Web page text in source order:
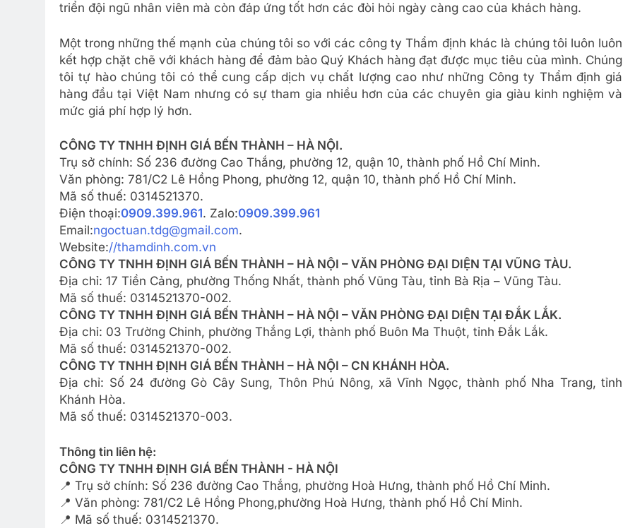
triển đội ngũ nhân viên mà còn đáp ứng tốt hơn các đòi hỏi ngày càng cao của khách hàng.
Một trong những thế mạnh của chúng tôi so với các công ty Thẩm định khác là chúng tôi luôn luôn
kết hợp chặt chẽ với khách hàng để đảm bảo Quý Khách hàng đạt được mục tiêu của mình. Chúng
tôi tự hào chúng tôi có thể cung cấp dịch vụ chất lượng cao như những Công ty Thẩm định giá
hàng đầu tại Việt Nam nhưng có sự tham gia nhiều hơn của các chuyên gia giàu kinh nghiệm và
mức giá phí hợp lý hơn.
CÔNG TY TNHH ĐỊNH GIÁ BẾN THÀNH – HÀ NỘI.
Trụ sở chính: Số 236 đường Cao Thắng, phường 12, quận 10, thành phố Hồ Chí Minh.
Văn phòng: 781/C2 Lê Hồng Phong, phường 12, quận 10, thành phố Hồ Chí Minh.
Mã số thuế: 0314521370.
Điện thoại:0909.399.961. Zalo:0909.399.961
Email:ngoctuan.tdg@gmail.com.
Website://thamdinh.com.vn
CÔNG TY TNHH ĐỊNH GIÁ BẾN THÀNH – HÀ NỘI – VĂN PHÒNG ĐẠI DIỆN TẠI VŨNG TÀU.
Địa chỉ: 17 Tiền Cảng, phường Thống Nhất, thành phố Vũng Tàu, tỉnh Bà Rịa – Vũng Tàu.
Mã số thuế: 0314521370-002.
CÔNG TY TNHH ĐỊNH GIÁ BẾN THÀNH – HÀ NỘI – VĂN PHÒNG ĐẠI DIỆN TẠI ĐẮK LẮK.
Địa chỉ: 03 Trường Chinh, phường Thắng Lợi, thành phố Buôn Ma Thuột, tỉnh Đắk Lắk.
Mã số thuế: 0314521370-002.
CÔNG TY TNHH ĐỊNH GIÁ BẾN THÀNH – HÀ NỘI – CN KHÁNH HÒA.
Địa chỉ: Số 24 đường Gò Cây Sung, Thôn Phú Nông, xã Vĩnh Ngọc, thành phố Nha Trang, tỉnh
Khánh Hòa.
Mã số thuế: 0314521370-003.
Thông tin liên hệ:
CÔNG TY TNHH ĐỊNH GIÁ BẾN THÀNH - HÀ NỘI
📍 Trụ sở chính: Số 236 đường Cao Thắng, phường Hoà Hưng, thành phố Hồ Chí Minh.
📍 Văn phòng: 781/C2 Lê Hồng Phong,phường Hoà Hưng, thành phố Hồ Chí Minh.
📍 Mã số thuế: 0314521370.